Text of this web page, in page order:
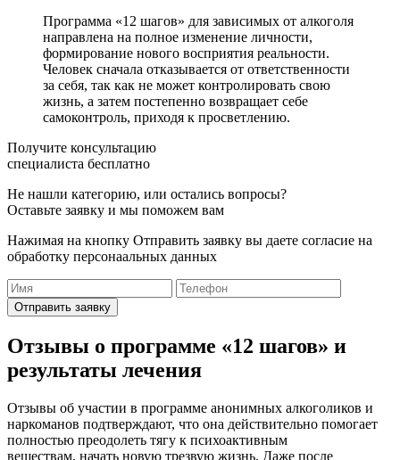
Программа «12 шагов» для зависимых от алкоголя
направлена на полное изменение личности,
формирование нового восприятия реальности.
Человек сначала отказывается от ответственности
за себя, так как не может контролировать свою
жизнь, а затем постепенно возвращает себе
самоконтроль, приходя к просветлению.
Получите консультацию
специалиста бесплатно
Не нашли категорию, или остались вопросы?
Оставьте заявку и мы поможем вам
Нажимая на кнопку Отправить заявку вы даете согласие на
обработку персонаальных данных
Отправить заявку
Отзывы о программе «12 шагов» и
результаты лечения
Отзывы об участии в программе анонимных алкоголиков и
наркоманов подтверждают, что она действительно помогает
полностью преодолеть тягу к психоактивным
веществам, начать новую трезвую жизнь. Даже после